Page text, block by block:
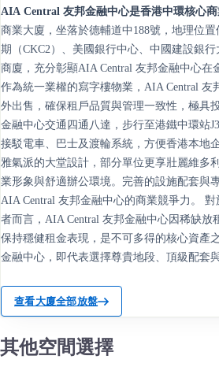
AIA Central 友邦金融中心是香港中環核心
商業大廈，坐落於德輔道中188號，地理位
期（CKC2）、美國銀行中心、中國建設銀
商廈，充分彰顯AIA Central 友邦金融中心在
作為統一業權的寫字樓物業，AIA Central 友
外出售，確保租戶品質與管理一致性，極具
金融中心交通四通八達，步行至港鐵中環站
接駁電車、巴士及渡輪系統，方便香港本地
雅氣派的大堂設計，部分單位更享壯麗維多
業形象與舒適辦公環境。完善的設施配套與
AIA Central 友邦金融中心的商業競爭力。
者而言，AIA Central 友邦金融中心因稀缺放
保持穩健租金表現，是不可多得的核心資產
金融中心，即代表選擇尊貴地段、頂級配套
查看大廈全部放盤
其他空間選擇